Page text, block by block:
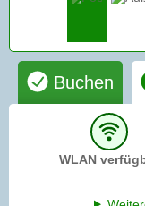
Buchen
WLAN